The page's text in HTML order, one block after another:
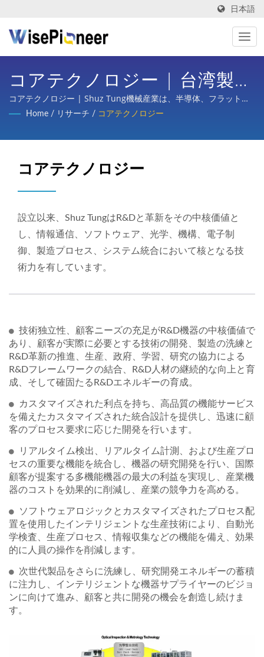
日本語
コアテクノロジー | 台湾製の
インテリジェントプロセス装
コアテクノロジー | Shuz Tung機械産業は、半導体、フラットパ
ネルディスプレイプロセス、プリント基板、インテリジェント医
ー、さまざまな産業の部品加工において、国内外の主要企業から
Home / リサーチ / コアテクノロジー
コアテクノロジー
設立以来、Shuz TungはR&Dと革新をその中核価値と
し、情報通信、ソフトウェア、光学、機構、電子制
御、製造プロセス、システム統合において核となる技
術力を有しています。
技術独立性、顧客ニーズの充足がR&D機器の中核価値で
あり、顧客が実際に必要とする技術の開発、製造の洗練と
R&D革新の推進、生産、政府、学習、研究の協力による
R&Dフレームワークの結合、R&D人材の継続的な向上と育
成、そして確固たるR&Dエネルギーの育成。
カスタマイズされた利点を持ち、高品質の機能サービス
を備えたカスタマイズされた統合設計を提供し、迅速に顧
客のプロセス要求に応じた開発を行います。
リアルタイム検出、リアルタイム計測、および生産プロ
セスの重要な機能を統合し、機器の研究開発を行い、国際
顧客が提案する多機能機器の最大の利益を実現し、産業機
器のコストを効果的に削減し、産業の競争力を高める。
ソフトウェアロジックとカスタマイズされたプロセス配
置を使用したインテリジェントな生産技術により、自動光
学検査、生産プロセス、情報収集などの機能を備え、効果
的に人員の操作を削減します。
次世代製品をさらに洗練し、研究開発エネルギーの蓄積
に注力し、インテリジェントな機器サプライヤーのビジョ
ンに向けて進み、顧客と共に開発の機会を創造し続けま
す。